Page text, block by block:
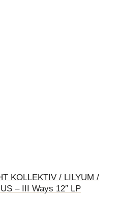
KOLLEKTIV / LILYUM /
– III Ways 12″ LP